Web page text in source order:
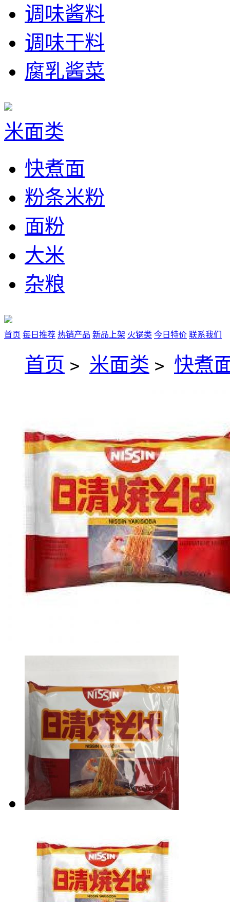
调味酱料
调味干料
腐乳酱菜
米面类
快煮面
粉条米粉
面粉
大米
杂粮
首页 每日推荐 热销产品 新品上架 火锅类 今日特价 联系我们
首页 > 米面类 > 快煮